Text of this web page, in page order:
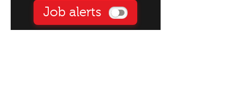
Job alerts